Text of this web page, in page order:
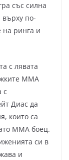
със силна
върху по-
на ринга и
с лявата
ММА
с
Диас да
които са
ММА боец.
си в
и